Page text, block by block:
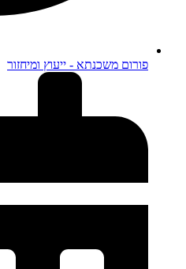
פורום משכנתא - ייעוץ ומיחזור